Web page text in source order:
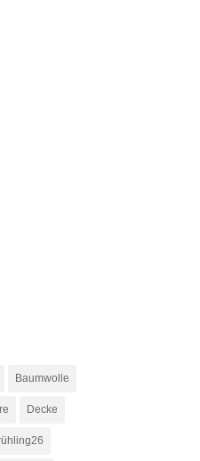
Baumwolle
Decke